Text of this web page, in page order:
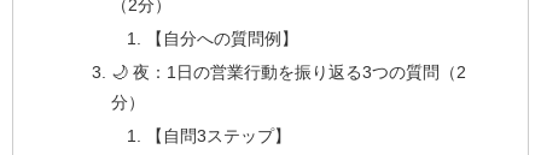
（2分）
【自分への質問例】
🌙 夜：1日の営業行動を振り返る3つの質問（2
分）
【自問3ステップ】